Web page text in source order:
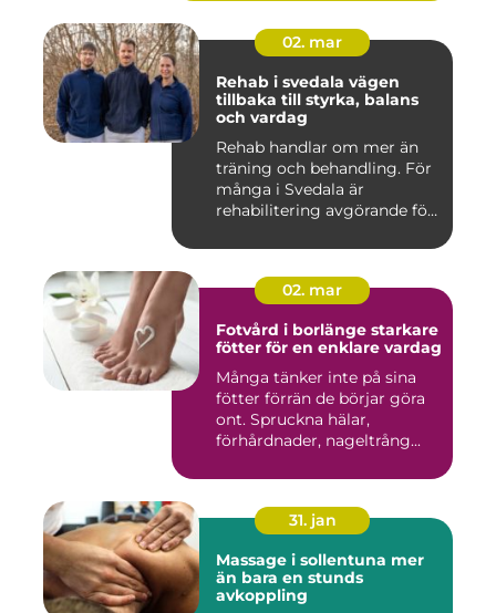
02. mar
Rehab i svedala vägen
tillbaka till styrka, balans
och vardag
Rehab handlar om mer än
träning och behandling. För
många i Svedala är
rehabilitering avgörande för
02. mar
Fotvård i borlänge starkare
fötter för en enklare vardag
Många tänker inte på sina
fötter förrän de börjar göra
ont. Spruckna hälar,
förhårdnader, nageltrång...
31. jan
Massage i sollentuna mer
än bara en stunds
avkoppling